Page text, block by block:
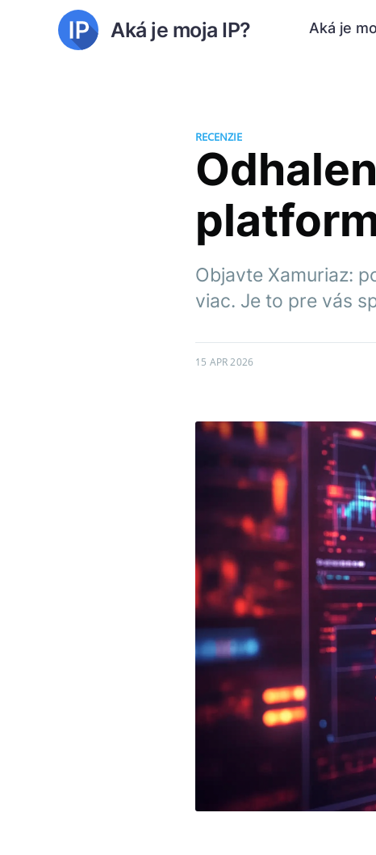
Aká je moja IP? Aká je
RECENZIE
Objavte Xamuriaz:
viac. Je to pre vás
15 APR 2026